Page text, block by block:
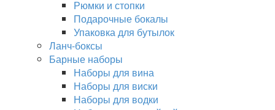
Рюмки и стопки
Подарочные бокалы
Упаковка для бутылок
Ланч-боксы
Барные наборы
Наборы для вина
Наборы для виски
Наборы для водки